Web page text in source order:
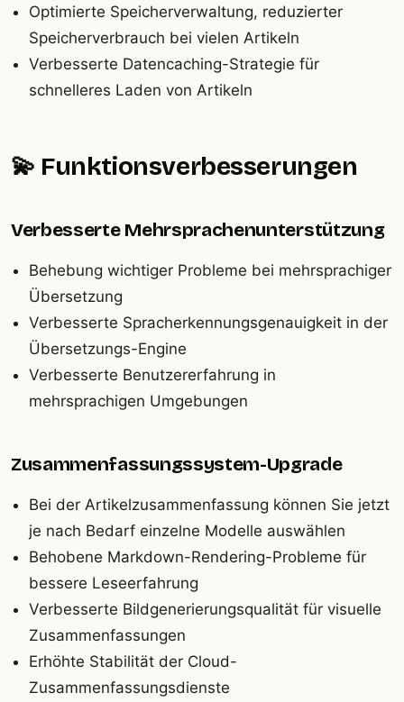
Optimierte Speicherverwaltung, reduzierter
Speicherverbrauch bei vielen Artikeln
Verbesserte Datencaching-Strategie für
schnelleres Laden von Artikeln
💫 Funktionsverbesserungen
Verbesserte Mehrsprachenunterstützung
Behebung wichtiger Probleme bei mehrsprachiger
Übersetzung
Verbesserte Spracherkennungsgenauigkeit in der
Übersetzungs-Engine
Verbesserte Benutzererfahrung in
mehrsprachigen Umgebungen
Zusammenfassungssystem-Upgrade
Bei der Artikelzusammenfassung können Sie jetzt
je nach Bedarf einzelne Modelle auswählen
Behobene Markdown-Rendering-Probleme für
bessere Leseerfahrung
Verbesserte Bildgenerierungsqualität für visuelle
Zusammenfassungen
Erhöhte Stabilität der Cloud-
Zusammenfassungsdienste